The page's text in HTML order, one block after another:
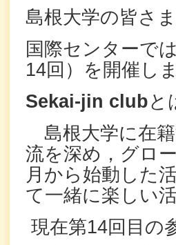
島根大学の皆さ
国際センターで
14回）を開催しま
Sekai-jin clubと
島根大学に在
流を深め，グロ
月から始動した
て一緒に楽しい
現在第14回目の